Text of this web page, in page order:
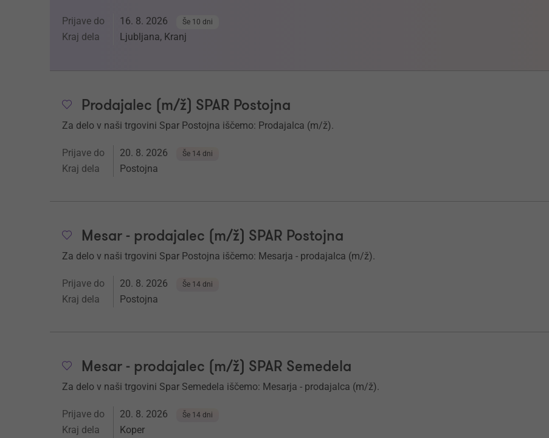
Prijave do 16. 8. 2026 Še 10 dni
Kraj dela Ljubljana, Kranj
Prodajalec (m/ž) SPAR Postojna
Za delo v naši trgovini Spar Postojna iščemo: Prodajalca (m/ž).
Prijave do 20. 8. 2026 Še 14 dni
Kraj dela Postojna
Mesar - prodajalec (m/ž) SPAR Postojna
Za delo v naši trgovini Spar Postojna iščemo: Mesarja - prodajalca (m/ž).
Prijave do 20. 8. 2026 Še 14 dni
Kraj dela Postojna
Mesar - prodajalec (m/ž) SPAR Semedela
Za delo v naši trgovini Spar Semedela iščemo: Mesarja - prodajalca (m/ž).
Prijave do 20. 8. 2026 Še 14 dni
Kraj dela Koper